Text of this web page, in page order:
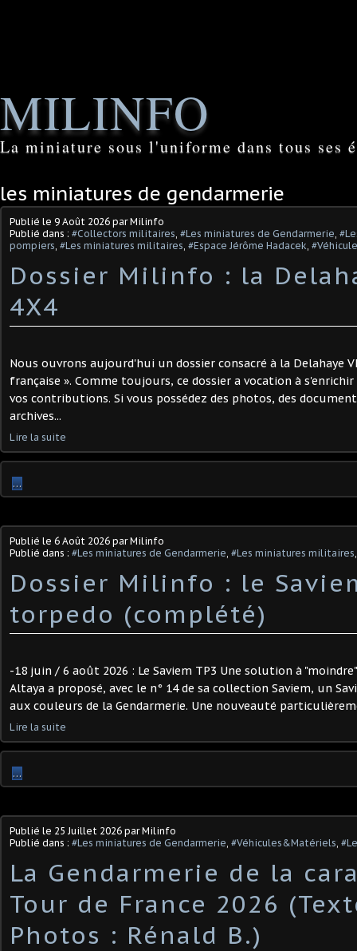
MILINFO
La miniature sous l'uniforme dans tous ses
les miniatures de gendarmerie
Publié le 9 Août 2026 par Milinfo
Publié dans : #Collectors militaires, #Les miniatures de Gendarmerie,
pompiers, #Les miniatures militaires, #Espace Jérôme Hadacek,
Dossier Milinfo : la
4X4
Nous ouvrons aujourd'hui un dossier consacré à la Delahaye
française ». Comme toujours, ce dossier a vocation à
vos contributions. Si vous possédez des photos, des
archives...
Lire la suite
…
Publié le 6 Août 2026 par Milinfo
Publié dans : #Les miniatures de Gendarmerie, #Les miniatures militaires
Dossier Milinfo : le
torpedo (complété)
-18 juin / 6 août 2026 : Le Saviem TP3 Une solution à
Altaya a proposé, avec le n° 14 de sa collection Saviem, un
aux couleurs de la Gendarmerie. Une nouveauté
Lire la suite
…
Publié le 25 Juillet 2026 par Milinfo
Publié dans : #Les miniatures de Gendarmerie, #Véhicules&Matériels,
La Gendarmerie de la
Tour de France 2026
Photos : Rénald B.)